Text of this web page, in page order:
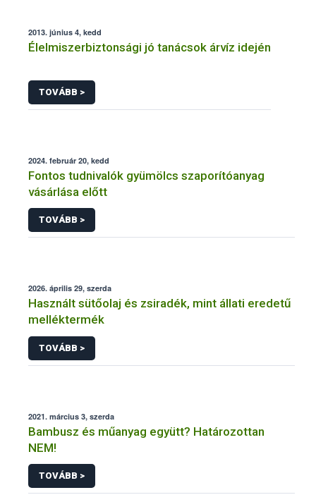
2013. június 4, kedd
Élelmiszerbiztonsági jó tanácsok árvíz idején
TOVÁBB >
2024. február 20, kedd
Fontos tudnivalók gyümölcs szaporítóanyag
vásárlása előtt
TOVÁBB >
2026. április 29, szerda
Használt sütőolaj és zsiradék, mint állati eredetű
melléktermék
TOVÁBB >
2021. március 3, szerda
Bambusz és műanyag együtt? Határozottan
NEM!
TOVÁBB >